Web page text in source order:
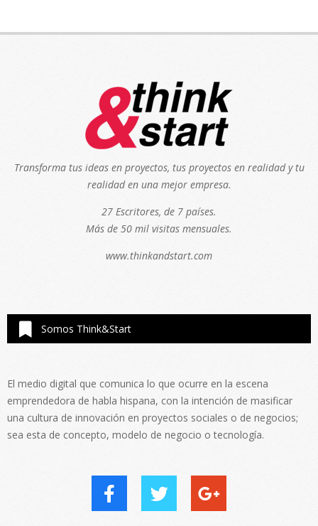
Transforma tus ideas en proyectos, tus proyectos en realidad y tu
realidad en una mejor empresa.
27 Escritores, de 7 países.
Más de 50 mil visitas mensuales.
www.thinkandstart.com
Somos Think&Start
El medio digital que comunica lo que ocurre en la escena
emprendedora de habla hispana, con la intención de masificar
una cultura de innovación en proyectos sociales o de negocios;
sea esta de concepto, modelo de negocio o tecnología.